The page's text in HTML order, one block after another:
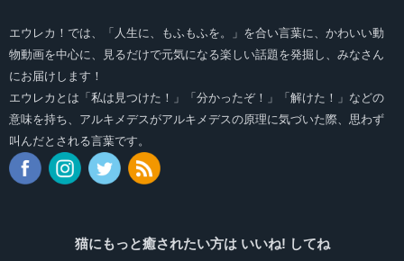
エウレカ！では、「人生に、もふもふを。」を合い言葉に、かわいい動
物動画を中心に、見るだけで元気になる楽しい話題を発掘し、みなさん
にお届けします！
エウレカとは「私は見つけた！」「分かったぞ！」「解けた！」などの
意味を持ち、アルキメデスがアルキメデスの原理に気づいた際、思わず
叫んだとされる言葉です。
猫にもっと癒されたい方は いいね! してね